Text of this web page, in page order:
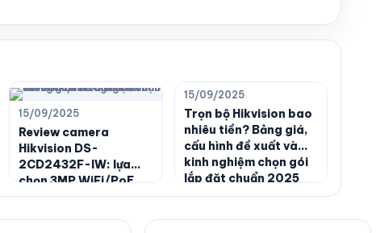
15/09/2025
Review camera
Hikvision DS-
2CD2432F-IW: lựa
chọn 3MP WiFi/PoE
đáng tiền cho không
15/09/2025
Trọn bộ Hikvision bao
nhiêu tiền? Bảng giá,
cấu hình đề xuất và
kinh nghiệm chọn gói
lắp đặt chuẩn 2025